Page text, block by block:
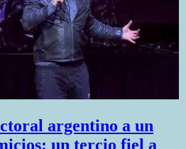
argentino a un
un tercio fiel a